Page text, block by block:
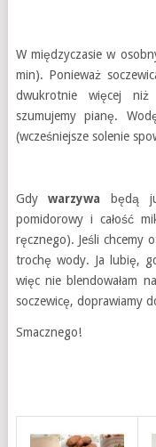
W międzyczasie w
min). Ponieważ
dwukrotnie więcej
szumujemy pianę.
(wcześniejsze solenie
Gdywarzywa będą
pomidorowy i całość
ręcznego). Jeśli chcemy
trochę wody. Ja lubię,
więc nie blendowałam
soczewicę, doprawiamy
Smacznego!